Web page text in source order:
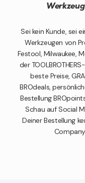
Sei kein Kunde, sei
Werkzeugen von
Festool, Milwaukee,
der
beste Preise,
BROdeals,
Bestellung
Schau auf Social
Deiner Bestellung